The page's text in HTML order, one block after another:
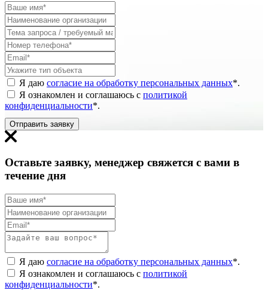
Я даю согласие на обработку персональных данных*.
Я ознакомлен и соглашаюсь с политикой
конфиденциальности*.
Отправить заявку
Оставьте заявку, менеджер свяжется с вами в
течение дня
Я даю согласие на обработку персональных данных*.
Я ознакомлен и соглашаюсь с политикой
конфиденциальности*.